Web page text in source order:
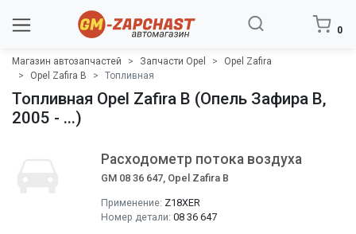
0
Магазин автозапчастей Запчасти Opel
Opel Zafira
Opel Zafira B
Топливная
Топливная Opel Zafira B (Опель Зафира B,
2005 - ...)
Расходометр потока воздуха
GM 08 36 647, Opel Zafira B
Применение: Z18XER
Номер детали: 08 36 647